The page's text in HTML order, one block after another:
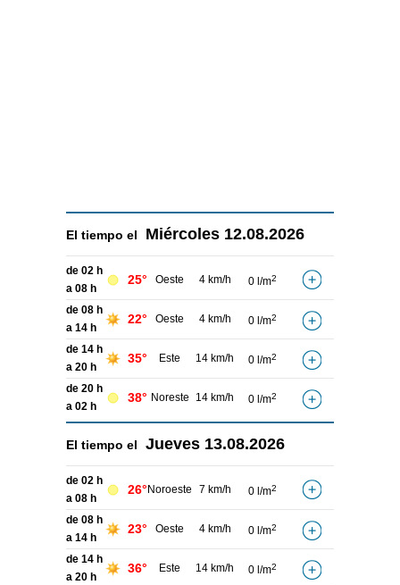
El tiempo el Miércoles 12.08.2026
de 02 h
a 08 h
25° Oeste 4 km/h 0 l/m2
de 08 h
a 14 h
22° Oeste 4 km/h 0 l/m2
de 14 h
a 20 h
35° Este 14 km/h 0 l/m2
de 20 h
a 02 h
38° Noreste 14 km/h 0 l/m2
El tiempo el Jueves 13.08.2026
de 02 h
a 08 h
26° Noroeste 7 km/h 0 l/m2
de 08 h
a 14 h
23° Oeste 4 km/h 0 l/m2
de 14 h
a 20 h
36° Este 14 km/h 0 l/m2